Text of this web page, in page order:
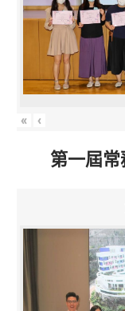
« ‹
第一屆